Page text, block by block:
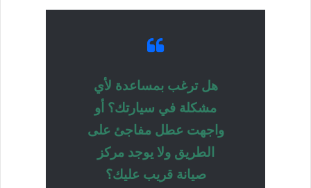
هل ترغب بمساعدة لأي
مشكلة في سيارتك؟ أو
واجهت عطل مفاجئ على
الطريق ولا يوجد مركز
صيانة قريب عليك؟